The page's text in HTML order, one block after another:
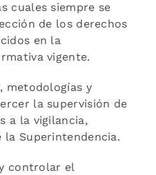
cuales siempre se
de los derechos
en la
vigente.
metodologías y
la supervisión de
a la vigilancia,
Superintendencia.
controlar el